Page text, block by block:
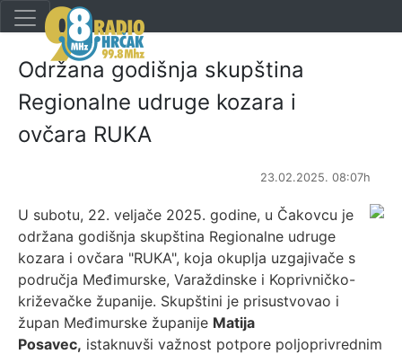
Održana godišnja skupština
Regionalne udruge kozara i
ovčara RUKA
23.02.2025. 08:07h
U subotu, 22. veljače 2025. godine, u Čakovcu je
održana godišnja skupština Regionalne udruge
kozara i ovčara "RUKA", koja okuplja uzgajivače s
područja Međimurske, Varaždinske i Koprivničko-
križevačke županije. Skupštini je prisustvovao i
župan Međimurske županije Matija
Posavec, istaknuvši važnost potpore poljoprivrednim